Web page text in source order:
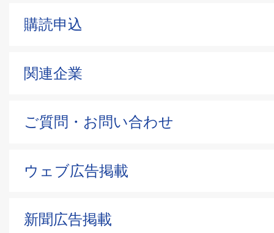
購読申込
関連企業
ご質問・お問い合わせ
ウェブ広告掲載
新聞広告掲載